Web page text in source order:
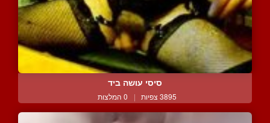
סיסי עושה ביד
3895 צפיות | 0 המלצות